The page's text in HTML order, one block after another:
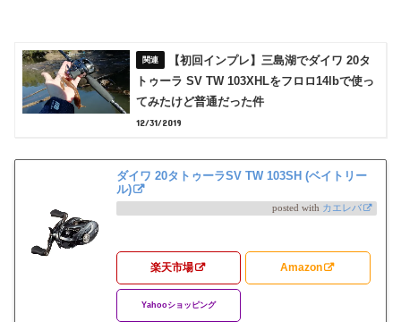
【初回インプレ】三島湖でダイワ 20タ
トゥーラ SV TW 103XHLをフロロ14lbで使っ
てみたけど普通だった件
12/31/2019
ダイワ 20タトゥーラSV TW 103SH (ベイトリー
ル)
posted with カエレバ
楽天市場 Amazon
Yahooショッピング